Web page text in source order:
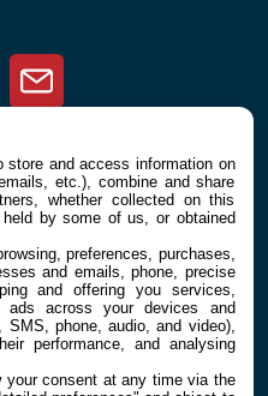
RSS Newsletter
À PROPOS
Contact
store and access information on
etc.), combine and share
whether collected on this
by some of us, or obtained
preferences, purchases,
and emails, phone, precise
and offering you services,
ads across your devices and
phone, audio, and video),
performance, and analysing
your consent at any time via the